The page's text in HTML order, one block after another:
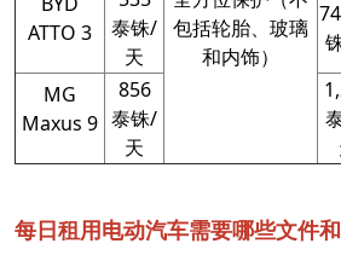
包括轮胎、玻璃
和内饰）
ATTO 3
泰铢/
天
MG
Maxus 9
856
泰铢/
天
每日租用电动汽车需要哪些文件